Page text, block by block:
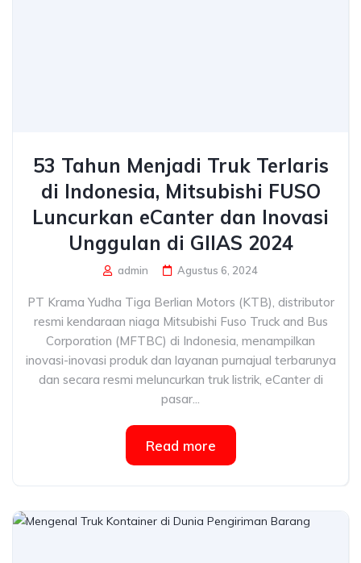
53 Tahun Menjadi Truk Terlaris
di Indonesia, Mitsubishi FUSO
Luncurkan eCanter dan Inovasi
Unggulan di GIIAS 2024
admin Agustus 6, 2024
PT Krama Yudha Tiga Berlian Motors (KTB), distributor
resmi kendaraan niaga Mitsubishi Fuso Truck and Bus
Corporation (MFTBC) di Indonesia, menampilkan
inovasi-inovasi produk dan layanan purnajual terbarunya
dan secara resmi meluncurkan truk listrik, eCanter di
pasar...
Read more